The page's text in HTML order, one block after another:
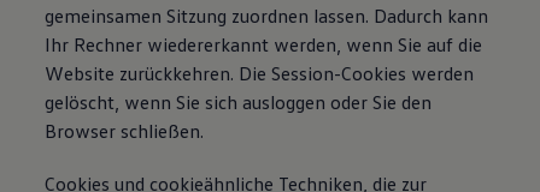
gemeinsamen Sitzung zuordnen lassen. Dadurch kann
Ihr Rechner wiedererkannt werden, wenn Sie auf die
Website zurückkehren. Die Session-Cookies werden
gelöscht, wenn Sie sich ausloggen oder Sie den
Browser schließen.
Cookies und cookieähnliche Techniken, die zur